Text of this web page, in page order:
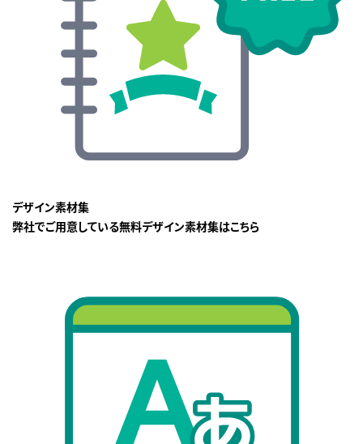
デザイン素材集
弊社でご用意している無料デザイン素材集はこちら